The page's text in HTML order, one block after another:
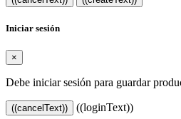
Iniciar sesión
×
Debe iniciar sesión para guardar
((cancelText)) ((loginText))